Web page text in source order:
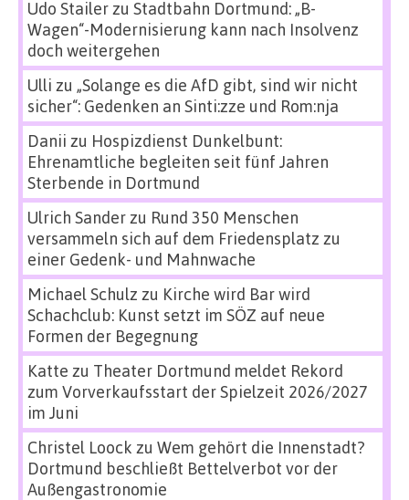
Udo Stailerzu Stadtbahn Dortmund: „B-
Wagen“-Modernisierung kann nach Insolvenz
doch weitergehen
Ulli zu „Solange es die AfD gibt, sind wir nicht
sicher“: Gedenken an Sinti:zze und Rom:nja
Danii zu Hospizdienst Dunkelbunt:
Ehrenamtliche begleiten seit fünf Jahren
Sterbende in Dortmund
Ulrich Sanderzu Rund 350 Menschen
versammeln sich auf dem Friedensplatz zu
einer Gedenk- und Mahnwache
Michael Schulz zu Kirche wird Bar wird
Schachclub: Kunst setzt im SÖZ auf neue
Formen der Begegnung
Katte zu Theater Dortmund meldet Rekord
zum Vorverkaufsstart der Spielzeit 2026/2027
im Juni
Christel Loock zu Wem gehört die Innenstadt?
Dortmund beschließt Bettelverbot vor der
Außengastronomie